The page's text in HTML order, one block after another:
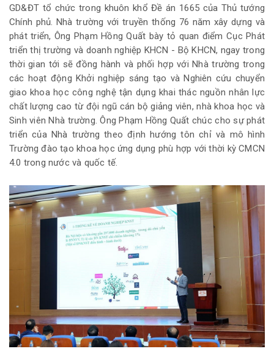
GD&ĐT tổ chức trong khuôn khổ Đề án 1665 của Thủ tướng
Chính phủ. Nhà trường với truyền thống 76 năm xây dựng và
phát triển, Ông Phạm Hồng Quất bày tỏ quan điểm Cục Phát
triển thị trường và doanh nghiệp KHCN - Bộ KHCN, ngay trong
thời gian tới sẽ đồng hành và phối hợp với Nhà trường trong
các hoạt động Khởi nghiệp sáng tạo và Nghiên cứu chuyển
giao khoa học công nghệ tận dụng khai thác nguồn nhân lực
chất lượng cao từ đội ngũ cán bộ giảng viên, nhà khoa học và
Sinh viên Nhà trường. Ông Phạm Hồng Quất chúc cho sự phát
triển của Nhà trường theo định hướng tôn chỉ và mô hình
Trường đào tạo khoa học ứng dụng phù hợp với thời kỳ CMCN
4.0 trong nước và quốc tế.